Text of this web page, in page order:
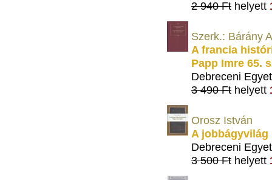
2 940 Ft helyett
Szerk.: Bárány
A francia
Papp Imre 65.
Debreceni
3 490 Ft helyett
Orosz István
A jobbágyvilág
Debreceni
3 500 Ft helyett